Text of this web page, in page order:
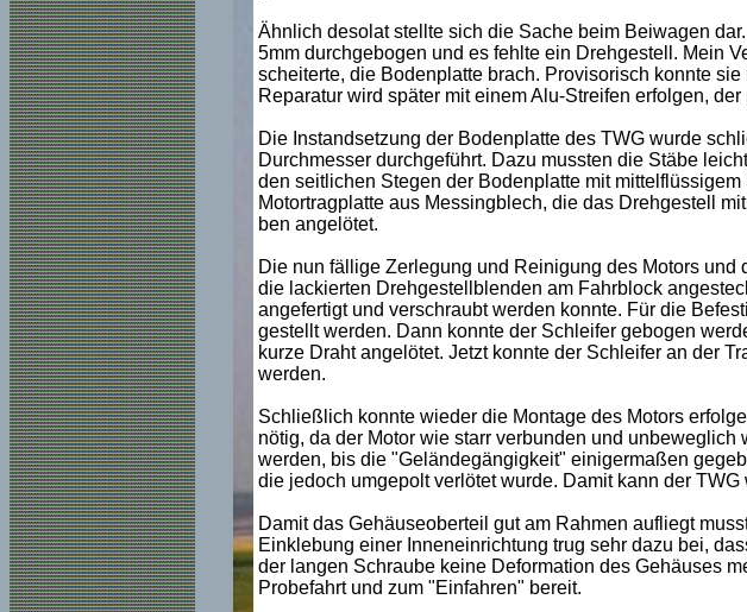
Ähnlich desolat stellte sich die Sache beim Beiwagen
5mm durchgebogen und es fehlte ein Drehgestell. Mein
scheiterte, die Bodenplatte brach. Provisorisch konnte
Reparatur wird später mit einem Alu-Streifen erfolgen,
Die Instandsetzung der Bodenplatte des TWG wurde
Durchmesser durchgeführt. Dazu mussten die Stäbe
den seitlichen Stegen der Bodenplatte mit
Motortragplatte aus Messingblech, die das Drehgestell
ben angelötet.
Die nun fällige Zerlegung und Reinigung des Motors
die lackierten Drehgestellblenden am Fahrblock
angefertigt und verschraubt werden konnte. Für die
gestellt werden. Dann konnte der Schleifer gebogen
kurze Draht angelötet. Jetzt konnte der Schleifer an der
werden.
Schließlich konnte wieder die Montage des Motors
nötig, da der Motor wie starr verbunden und
werden, bis die "Geländegängigkeit" einigermaßen
die jedoch umgepolt verlötet wurde. Damit kann der
Damit das Gehäuseoberteil gut am Rahmen aufliegt
Einklebung einer Inneneinrichtung trug sehr dazu bei,
der langen Schraube keine Deformation des Gehäuses
Probefahrt und zum "Einfahren" bereit.